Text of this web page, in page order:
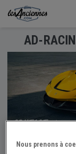
AD-
Nous prenons à